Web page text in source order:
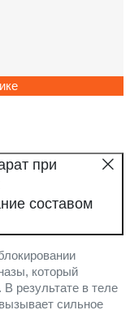
при
составом
который
результате в теле
сильное